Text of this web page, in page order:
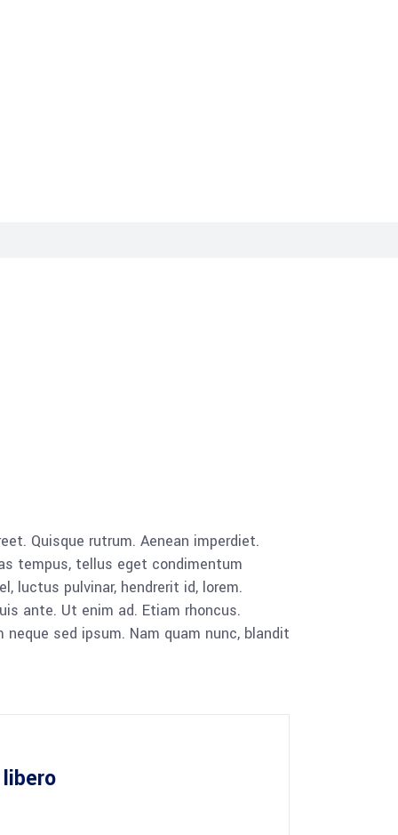
Quisque rutrum. Aenean imperdiet.
tempus, tellus eget condimentum
luctus pulvinar, hendrerit id, lorem.
ante. Ut enim ad. Etiam rhoncus.
sed ipsum. Nam quam nunc, blandit